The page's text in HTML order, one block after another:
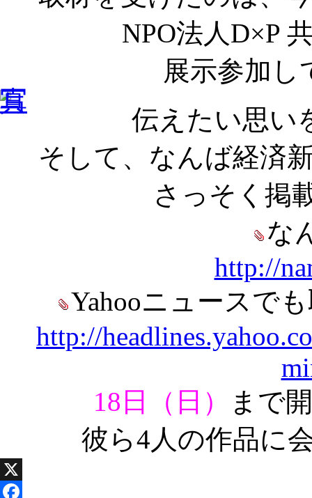
NPO法人D×P
展示参加し
伝えたい思い
そして、なんば経済
さっそく掲
な
http://
Yahooニュースで
http://
18日（日）
まで
彼ら4人の作品に
X